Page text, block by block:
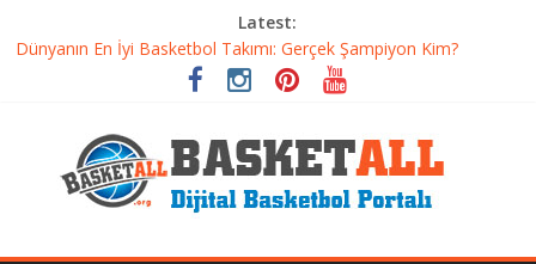
Latest:
Iverson’dan Kyrie’e: Top Sürme Sanatının Dramatik Evrimi
Dünyanın En İyi Basketbol Takımı: Gerçek Şampiyon Kim?
Etkili Basketbol Antrenmanı Nasıl Olmalı
Yaklaşımlar
Basketbolda Şut Antrenmanı ve Grafik Oluşturma